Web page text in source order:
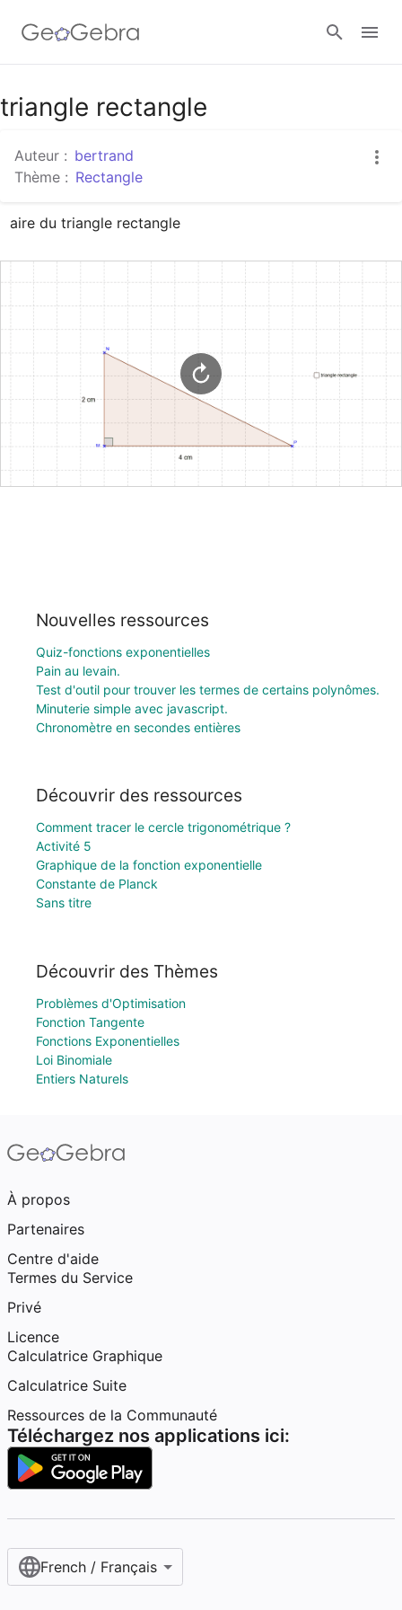
Google Classroom
Classe GeoGebra
Se connecter
triangle rectangle
Auteur : bertrand
Thème : Rectangle
aire du triangle rectangle
Nouvelles ressources
Quiz-fonctions exponentielles
Pain au levain.
Test d'outil pour trouver les termes de certains polynômes.
Minuterie simple avec javascript.
Chronomètre en secondes entières
Découvrir des ressources
Comment tracer le cercle trigonométrique ?
Activité 5
Graphique de la fonction exponentielle
Constante de Planck
Sans titre
Découvrir des Thèmes
Problèmes d'Optimisation
Fonction Tangente
Fonctions Exponentielles
Loi Binomiale
Entiers Naturels
À propos
Partenaires
Centre d'aide
Termes du Service
Privé
Licence
Calculatrice Graphique
Calculatrice Suite
Ressources de la Communauté
Téléchargez nos applications ici:
French / Français‎